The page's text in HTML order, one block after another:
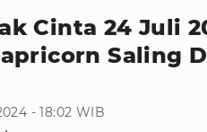
Cinta 24 Juli
Saling
- 18:02 WIB